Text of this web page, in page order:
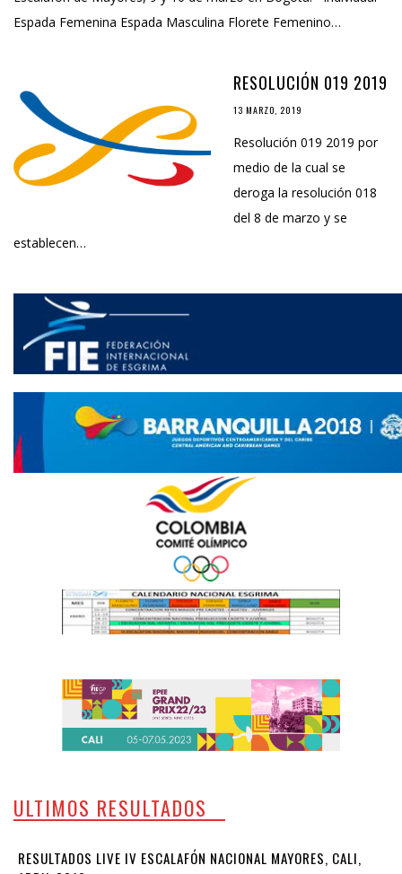
Espada Femenina Espada Masculina Florete Femenino…
RESOLUCIÓN 019 2019
13 MARZO, 2019
Resolución 019 2019 por
medio de la cual se
deroga la resolución 018
del 8 de marzo y se
establecen…
ULTIMOS RESULTADOS
RESULTADOS LIVE IV ESCALAFÓN NACIONAL MAYORES, CALI,